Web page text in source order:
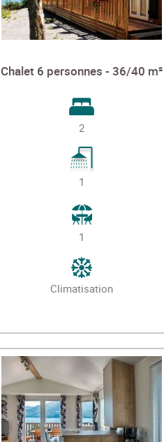
Chalet 6 personnes - 36/40 m²
2
1
1
Climatisation